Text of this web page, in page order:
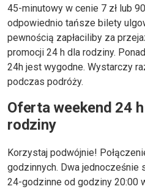
45-minutowy w cenie 7 zł lub
odpowiednio tańsze bilety
pewnością zapłaciliby za
promocji 24 h dla rodziny.
24h jest wygodne. Wystarczy
podczas podróży.
Oferta weekend 24
rodziny
Korzystaj podwójnie!
godzinnych. Dwa jednocześnie
24-godzinne od godziny 20:00